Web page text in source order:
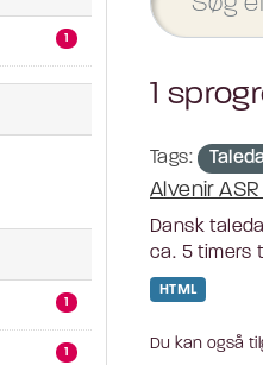
1
1
1
1
Tags:
Alvenir
Dansk
ca. 5 timers
HTML
Du kan også